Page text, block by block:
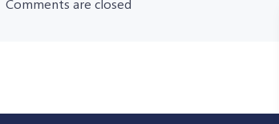
Comments are closed